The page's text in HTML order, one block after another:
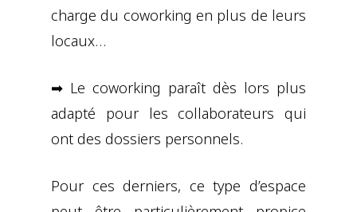
charge du coworking en plus de leurs
locaux…
➡ Le coworking paraît dès lors plus
adapté pour les collaborateurs qui
ont des dossiers personnels.
Pour ces derniers, ce type d’espace